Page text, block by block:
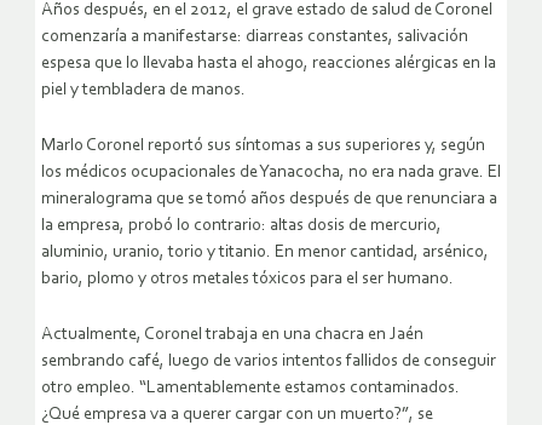
Años después, en el 2012, el grave estado de salud de Coronel
comenzaría a manifestarse: diarreas constantes, salivación
espesa que lo llevaba hasta el ahogo, reacciones alérgicas en la
piel y tembladera de manos.
Marlo Coronel reportó sus síntomas a sus superiores y, según
los médicos ocupacionales de Yanacocha, no era nada grave. El
mineralograma que se tomó años después de que renunciara a
la empresa, probó lo contrario: altas dosis de mercurio,
aluminio, uranio, torio y titanio. En menor cantidad, arsénico,
bario, plomo y otros metales tóxicos para el ser humano.
Actualmente, Coronel trabaja en una chacra en Jaén
sembrando café, luego de varios intentos fallidos de conseguir
otro empleo. “Lamentablemente estamos contaminados.
¿Qué empresa va a querer cargar con un muerto?”, se